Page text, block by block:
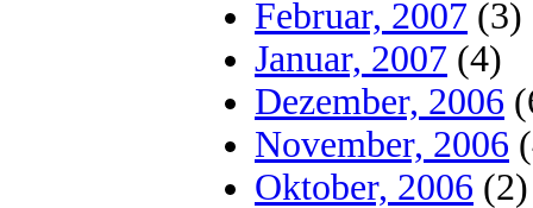
Februar, 2007 (3)
Januar, 2007 (4)
Dezember, 2006
November, 2006
Oktober, 2006 (2)